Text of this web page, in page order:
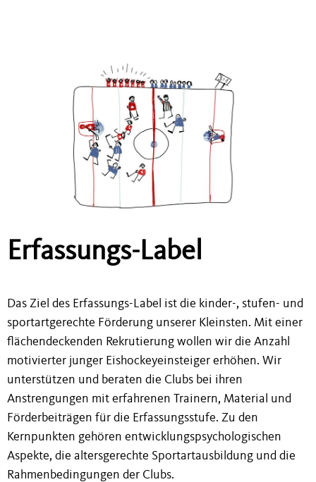
Erfassungs-Label
Das Ziel des Erfassungs-Label ist die kinder-, stufen- und
sportartgerechte Förderung unserer Kleinsten. Mit einer
flächendeckenden Rekrutierung wollen wir die Anzahl
motivierter junger Eishockeyeinsteiger erhöhen. Wir
unterstützen und beraten die Clubs bei ihren
Anstrengungen mit erfahrenen Trainern, Material und
Förderbeiträgen für die Erfassungsstufe. Zu den
Kernpunkten gehören entwicklungspsychologischen
Aspekte, die altersgerechte Sportartausbildung und die
Rahmenbedingungen der Clubs.